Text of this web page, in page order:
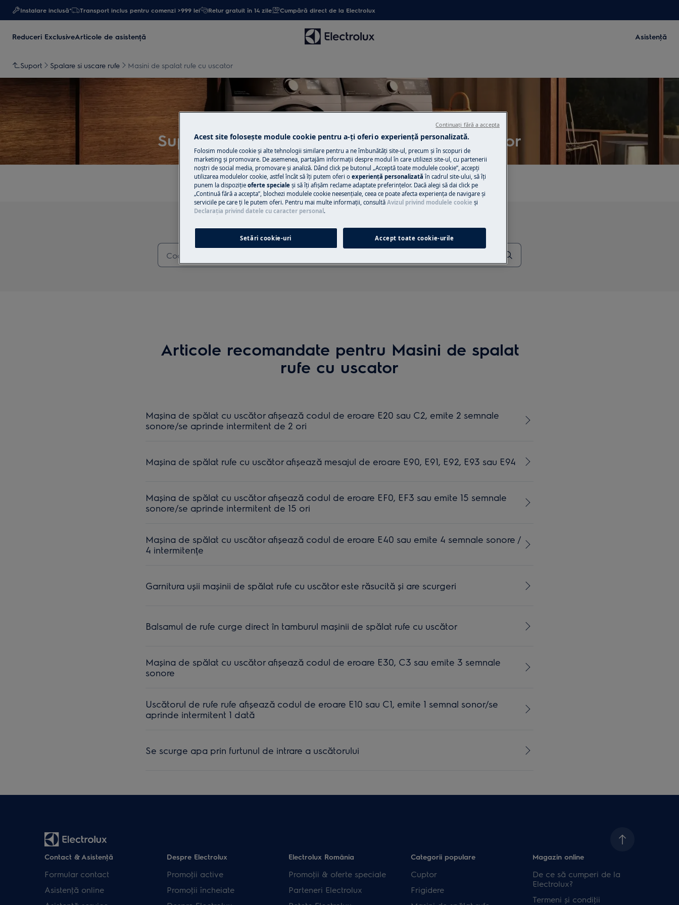
Instalare inclusă* Transport inclus pentru comenzi >999 lei Retur gratuit în 14 zile Cumpără direct de la Electrolux
Reduceri ExclusiveArticole de asistență Asistenţă
Suport Spalare si uscare rufe Masini de spalat rufe cu uscator
Suport pentru Masini de spalat rufe cu uscator
Caută printre articolele noastre de suport
Articole recomandate pentru Masini de spalat
rufe cu uscator
Mașina de spălat cu uscător afișează codul de eroare E20 sau C2, emite 2 semnale
sonore/se aprinde intermitent de 2 ori
Mașina de spălat rufe cu uscător afișează mesajul de eroare E90, E91, E92, E93 sau E94
Mașina de spălat cu uscător afișează codul de eroare EF0, EF3 sau emite 15 semnale
sonore/se aprinde intermitent de 15 ori
Mașina de spălat cu uscător afișează codul de eroare E40 sau emite 4 semnale sonore /
4 intermitențe
Garnitura ușii mașinii de spălat rufe cu uscător este răsucită și are scurgeri
Balsamul de rufe curge direct în tamburul mașinii de spălat rufe cu uscător
Maşina de spălat cu uscător afişează codul de eroare E30, C3 sau emite 3 semnale
sonore
Uscătorul de rufe rufe afișează codul de eroare E10 sau C1, emite 1 semnal sonor/se
aprinde intermitent 1 dată
Se scurge apa prin furtunul de intrare a uscătorului
Contact & Asistenţă
Formular contact
Asistenţă online
Despre Electrolux
Promoţii active
Promoţii încheiate
Electrolux România
Promoţii & oferte speciale
Parteneri Electrolux
Categorii populare
Cuptor
Frigidere
Magazin online
De ce să cumperi de la
Electrolux?
Termeni și condiţii
Acest site folosește module cookie pentru a-ţi oferi o experienţă personalizată.
Folosim module cookie și alte tehnologii similare pentru a ne îmbunătăţi site-ul, precum și în scopuri de
marketing și promovare. De asemenea, partajăm informaţii despre modul în care utilizezi site-ul, cu partenerii
noștri de social media, promovare și analiză. Dând click pe butonul „Acceptă toate modulele cookie”, accepţi
utilizarea modulelor cookie, astfel încât să îţi putem oferi o experienţă personalizată în cadrul site-ului, să îţi
punem la dispoziţie oferte speciale și să îţi afișăm reclame adaptate preferinţelor. Dacă alegi să dai click pe
„Continuă fără a accepta”, blochezi modulele cookie neesenţiale, ceea ce poate afecta experienţa de navigare și
serviciile pe care ţi le putem oferi. Pentru mai multe informaţii, consultă Avizul privind modulele cookie și
Declaraţia privind datele cu caracter personal .
Setări cookie-uri Accept toate cookie-urile
Continuați fără a accepta